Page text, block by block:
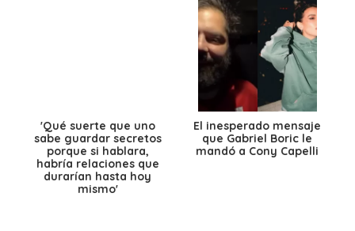
'Qué suerte que uno
sabe guardar secretos
porque si hablara,
habría relaciones que
durarían hasta hoy
mismo'
El inesperado mensaje
que Gabriel Boric le
mandó a Cony Capelli